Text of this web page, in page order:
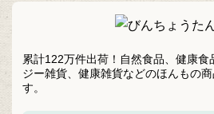
累計122万件出荷！自然食品、健康食
ジー雑貨、健康雑貨などのほんもの
す。